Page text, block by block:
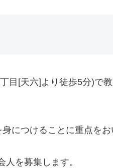
目[天六]より徒歩5分)で
につけることに重点をお
を募集します。